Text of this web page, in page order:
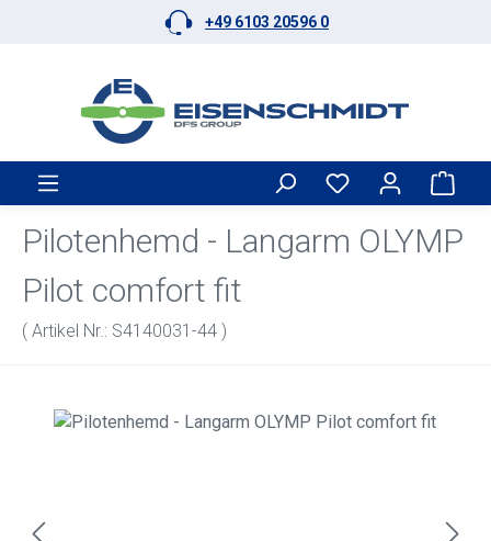
Zum Hauptinhalt springen+49 6103 20596 0
Pilotenhemd - Langarm OLYMP
Pilot comfort fit
( Artikel Nr.: S4140031-44 )
Bildergalerie überspringen